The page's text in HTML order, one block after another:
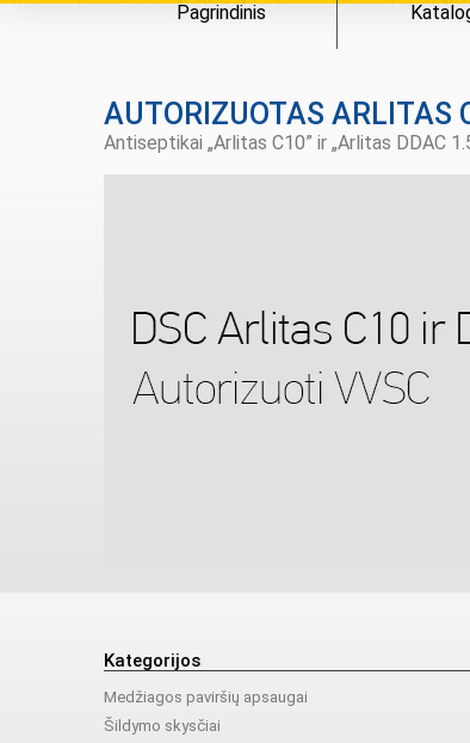
Pagrindinis
AUTORIZUOTAS ARLITAS
Antiseptikai „Arlitas C10” ir „Arlitas DDAC
Kategorijos
Medžiagos paviršių apsaugai
Šildymo skysčiai